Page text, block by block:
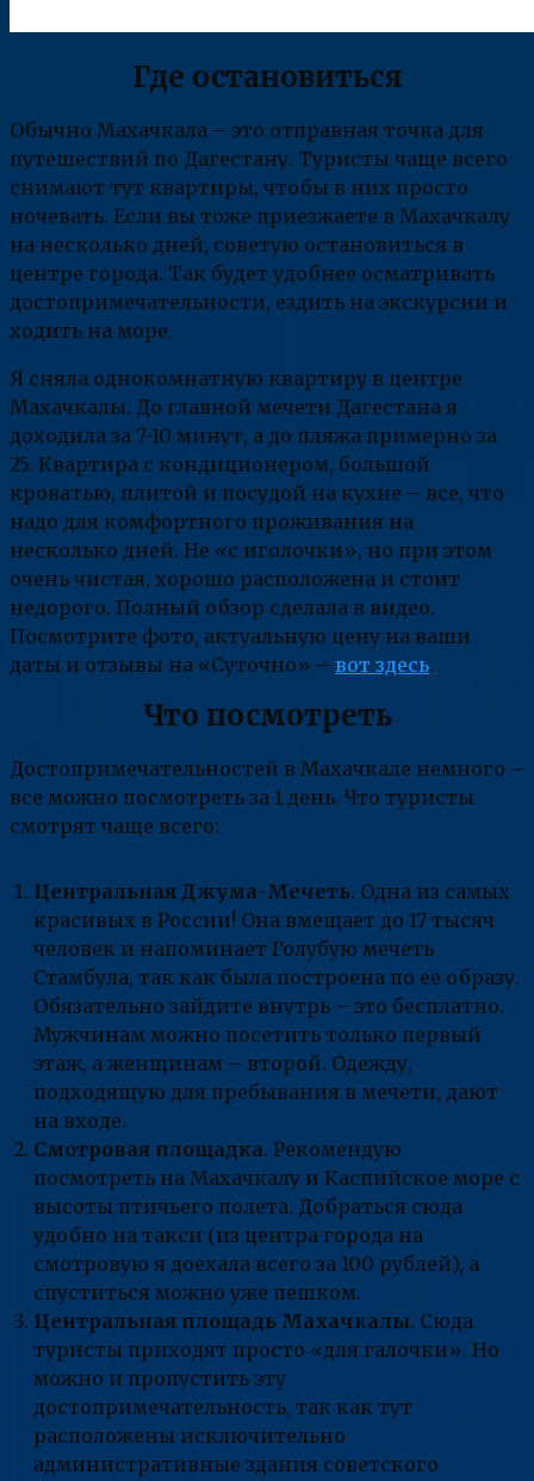
Где остановиться
Обычно Махачкала – это отправная точка для
путешествий по Дагестану. Туристы чаще всего
снимают тут квартиры, чтобы в них просто
ночевать. Если вы тоже приезжаете в Махачкалу
на несколько дней, советую остановиться в
центре города. Так будет удобнее осматривать
достопримечательности, ездить на экскурсии и
ходить на море.
Я сняла однокомнатную квартиру в центре
Махачкалы. До главной мечети Дагестана я
доходила за 7-10 минут, а до пляжа примерно за
25. Квартира с кондиционером, большой
кроватью, плитой и посудой на кухне – все, что
надо для комфортного проживания на
несколько дней. Не «с иголочки», но при этом
очень чистая, хорошо расположена и стоит
недорого. Полный обзор сделала в видео.
Посмотрите фото, актуальную цену на ваши
даты и отзывы на «Суточно» – вот здесь.
Что посмотреть
Достопримечательностей в Махачкале немного –
все можно посмотреть за 1 день. Что туристы
смотрят чаще всего:
Центральная Джума-Мечеть. Одна из самых
красивых в России! Она вмещает до 17 тысяч
человек и напоминает Голубую мечеть
Стамбула, так как была построена по ее образу.
Обязательно зайдите внутрь – это бесплатно.
Мужчинам можно посетить только первый
этаж, а женщинам – второй. Одежду,
подходящую для пребывания в мечети, дают
на входе.
Смотровая площадка. Рекомендую
посмотреть на Махачкалу и Каспийское море с
высоты птичьего полета. Добраться сюда
удобно на такси (из центра города на
смотровую я доехала всего за 100 рублей), а
спуститься можно уже пешком.
Центральная площадь Махачкалы. Сюда
туристы приходят просто «для галочки». Но
можно и пропустить эту
достопримечательность, так как тут
расположены исключительно
административные здания советского